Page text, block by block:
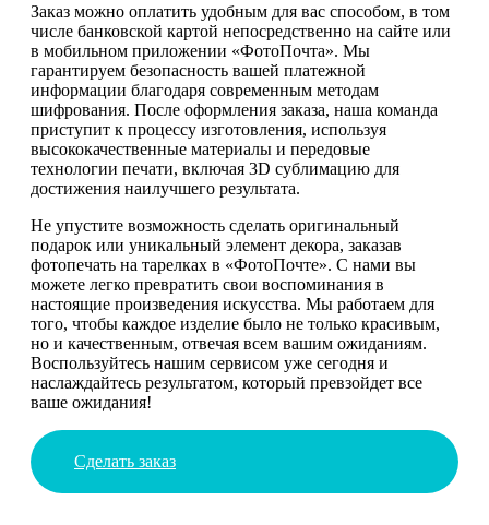
Заказ можно оплатить удобным для вас способом, в том
числе банковской картой непосредственно на сайте или
в мобильном приложении «ФотоПочта». Мы
гарантируем безопасность вашей платежной
информации благодаря современным методам
шифрования. После оформления заказа, наша команда
приступит к процессу изготовления, используя
высококачественные материалы и передовые
технологии печати, включая 3D сублимацию для
достижения наилучшего результата.
Не упустите возможность сделать оригинальный
подарок или уникальный элемент декора, заказав
фотопечать на тарелках в «ФотоПочте». С нами вы
можете легко превратить свои воспоминания в
настоящие произведения искусства. Мы работаем для
того, чтобы каждое изделие было не только красивым,
но и качественным, отвечая всем вашим ожиданиям.
Воспользуйтесь нашим сервисом уже сегодня и
наслаждайтесь результатом, который превзойдет все
ваше ожидания!
Сделать заказ